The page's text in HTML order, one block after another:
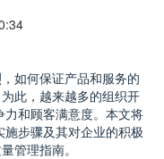
如何保证产品和服务的
此，越来越多的组织开
力和顾客满意度。本文将
步骤及其对企业的积极
管理指南。